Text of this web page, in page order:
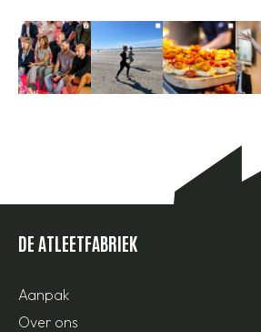
DE ATLEETFABRIEK
Aanpak
Over ons